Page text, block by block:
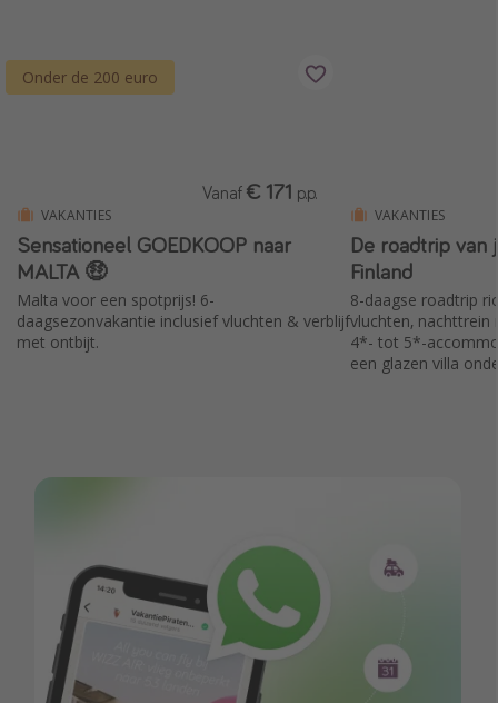
Onder de 200 euro
VAKANTIES
Sensationeel GOEDKOOP naar
MALTA 🤑
Malta voor een spotprijs! 6-
daagsezonvakantie inclusief vluchten & verblijf
met ontbijt.
Vanaf € 171 p.p.
VAKANTIES
De roadtrip van
Finland
8-daagse roadtrip
vluchten, nachttrein
4*- tot 5*-
een glazen villa